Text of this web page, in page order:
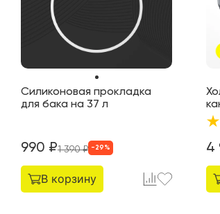
Силиконовая прокладка
для бака на 37 л
990 ₽1 390₽ - 29 %
В корзину
4